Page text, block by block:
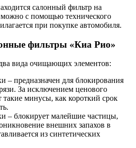
салонный фильтр на
с помощью технического
при покупке автомобиля.
фильтры «Киа Рио»
вида очищающих элементов:
– предназначен для блокирования
За исключением ценового
такие минусы, как короткий срок
– блокирует малейшие частицы,
внешних запахов в
из синтетических